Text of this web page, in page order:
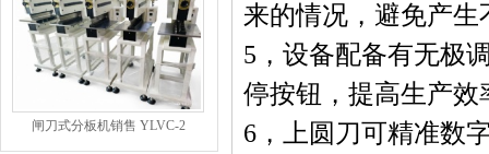
闸刀式分板机销售 YLVC-2
来的情况，避免产生
5， 设备配备有无极
停按钮，提高生产效
6，
上圆刀可精准数